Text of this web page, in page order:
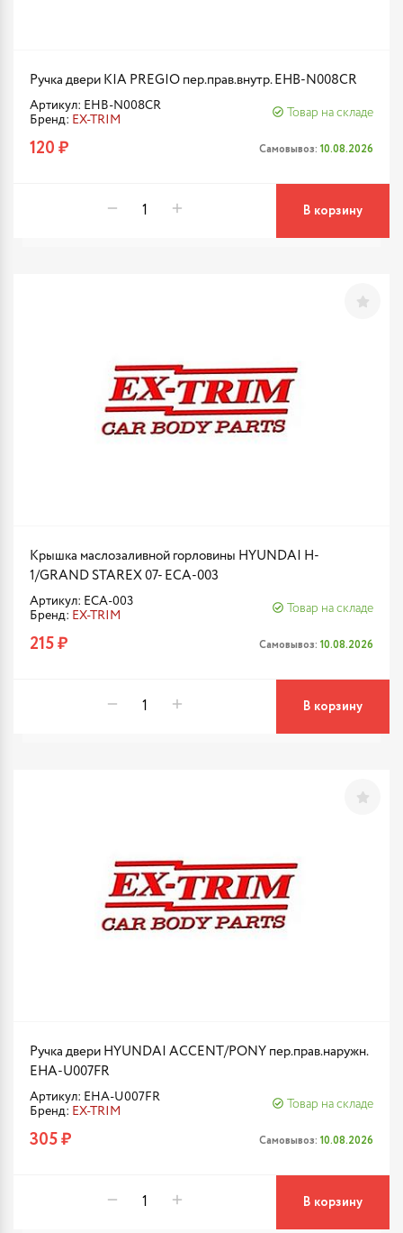
Ручка двери KIA PREGIO пер.прав.внутр. EHB-N008CR
Артикул: EHB-N008CR
Бренд: EX-TRIM
Товар на складе
120 ₽ Самовывоз: 10.08.2026
В корзину
Крышка маслозаливной горловины HYUNDAI H-
1/GRAND STAREX 07- ECA-003
Артикул: ECA-003
Бренд: EX-TRIM
Товар на складе
215 ₽ Самовывоз: 10.08.2026
В корзину
Ручка двери HYUNDAI ACCENT/PONY пер.прав.наружн.
EHA-U007FR
Артикул: EHA-U007FR
Бренд: EX-TRIM
Товар на складе
305 ₽ Самовывоз: 10.08.2026
В корзину